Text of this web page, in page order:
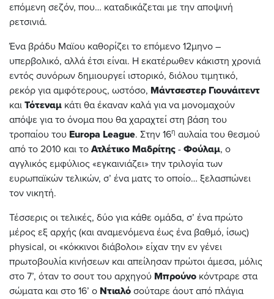
επόμενη σεζόν, που… καταδικάζεται με την αποψινή
ρετσινιά.
Ένα βράδυ Μαϊου καθορίζει το επόμενο 12μηνο –
υπερβολικό, αλλά έτσι είναι. Η εκατέρωθεν κάκιστη χρονιά
εντός συνόρων δημιουργεί ιστορικό, διόλου τιμητικό,
ρεκόρ για αμφότερους, ωστόσο, Μάντσεστερ Γιουνάιτεντ
και Τότεναμ κάτι θα έκαναν καλά για να μονομαχούν
απόψε για το όνομα που θα χαραχτεί στη βάση του
τροπαίου του Europa League. Στην 16η αυλαία του θεσμού
από το 2010 και το Ατλέτικο Μαδρίτης - Φούλαμ, ο
αγγλικός εμφύλιος «εγκαινιάζει» την τριλογία των
ευρωπαϊκών τελικών, σ’ ένα ματς το οποίο… ξελασπώνει
τον νικητή.
Τέσσερις οι τελικές, δύο για κάθε ομάδα, σ’ ένα πρώτο
μέρος εξ αρχής (και αναμενόμενα έως ένα βαθμό, ίσως)
physical, οι «κόκκινοι διάβολοι» είχαν την εν γένει
πρωτοβουλία κινήσεων και απείλησαν πρώτοι άμεσα, μόλις
στο 7’, όταν το σουτ του αρχηγού Μπρούνο κόντραρε στα
σώματα και στο 16’ ο Ντιαλό σούταρε άουτ από πλάγια